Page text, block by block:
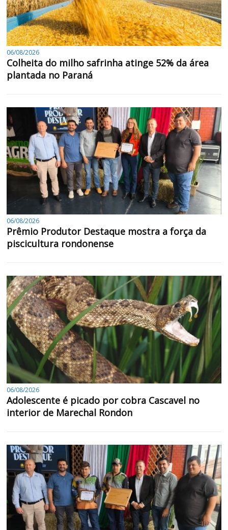
06/08/2026
Colheita do milho safrinha atinge 52% da área
plantada no Paraná
06/08/2026
Prêmio Produtor Destaque mostra a força da
piscicultura rondonense
06/08/2026
Adolescente é picado por cobra Cascavel no
interior de Marechal Rondon